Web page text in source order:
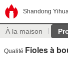
Shandong
À la maison
Qualité Fioles à